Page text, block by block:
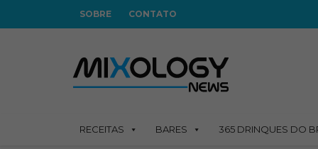
SOBRE CONTATO
RECEITAS BARES 365 DRINQUES DO